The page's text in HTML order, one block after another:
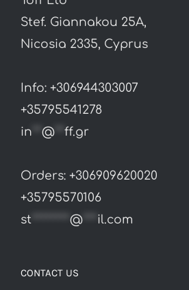
Stef. Giannakou 25A,
Nicosia 2335, Cyprus
Info: +306944303007
+35795541278
in
@ ff.gr
Orders: +306909620020
+35795570106
st ******** @ *** il.com
CONTACT US